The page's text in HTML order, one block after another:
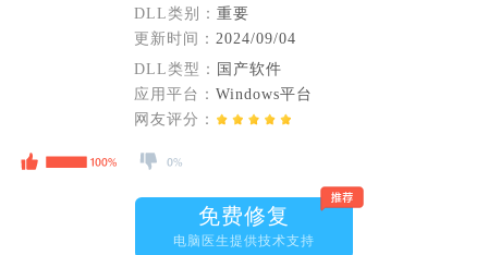
DLL类别： 重要
更新时间： 2024/09/04
DLL类型：
国产软件
应用平台： Windows平台
网友评分：
免费修复
电脑医生提供技术支持